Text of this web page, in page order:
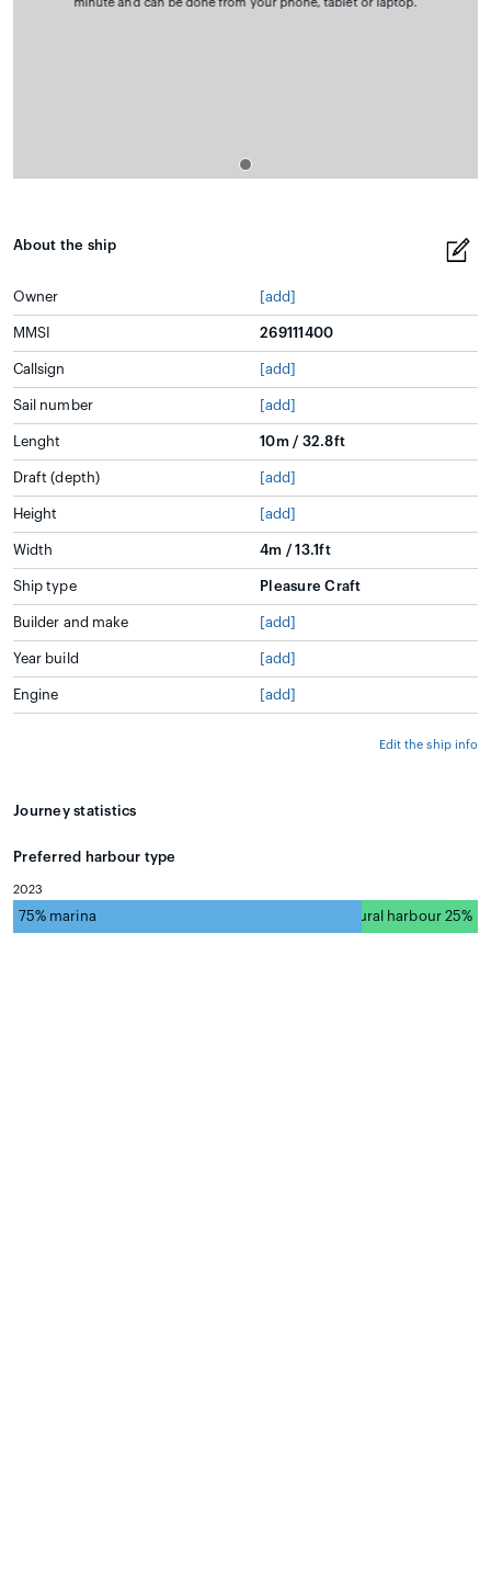
minute and can be done from your phone, tablet or laptop.
About the ship
Owner [add]
MMSI 269111400
Callsign [add]
Sail number [add]
Lenght 10m / 32.8ft
Draft (depth) [add]
Height [add]
Width 4m / 13.1ft
Ship type Pleasure Craft
Builder and make [add]
Year build [add]
Engine [add]
Edit the ship info
Journey statistics
Preferred harbour type
2023
75% marina natural harbour 25%